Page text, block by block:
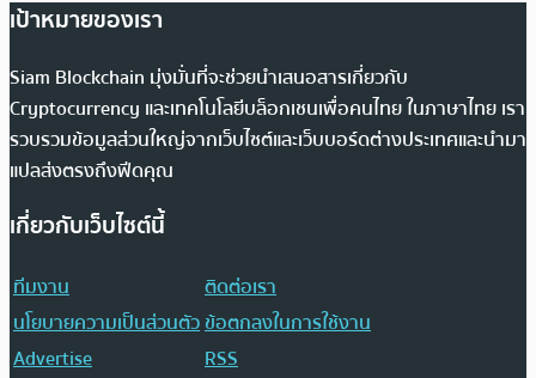
เป้าหมายของเรา
Siam Blockchain มุ่งมั่นที่จะช่วยนำเสนอสารเกี่ยวกับ
Cryptocurrency และเทคโนโลยีบล็อกเชนเพื่อคนไทย ในภาษาไทย เรา
รวบรวมข้อมูลส่วนใหญ่จากเว็บไซต์และเว็บบอร์ดต่างประเทศและนำมา
แปลส่งตรงถึงฟีดคุณ
เกี่ยวกับเว็บไซต์นี้
ทีมงาน
ติดต่อเรา
นโยบายความเป็นส่วนตัวข้อตกลงในการใช้งาน
Advertise
RSS